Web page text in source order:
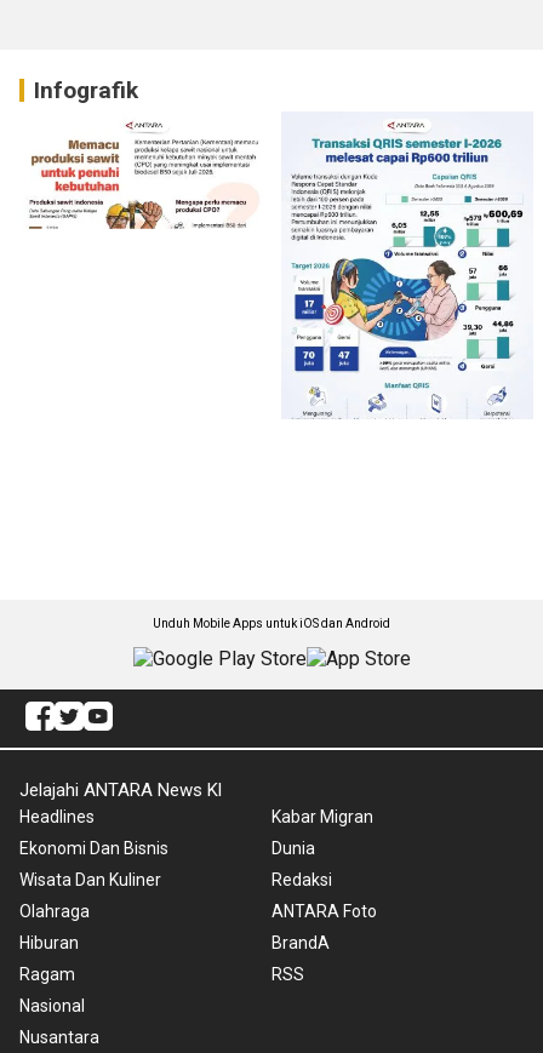
Infografik
Unduh Mobile Apps untuk iOS dan Android
Jelajahi ANTARA News Kl
Headlines
Ekonomi Dan Bisnis
Wisata Dan Kuliner
Olahraga
Hiburan
Ragam
Nasional
Nusantara
Kabar Migran
Dunia
Redaksi
ANTARA Foto
BrandA
RSS